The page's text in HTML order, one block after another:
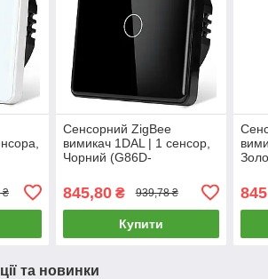
₴
Сенсорний ZigBee
вимикач 1DAL | 1 сенсор,
Чорний (G86D-
845,80₴ 939,78 ₴
Купити
та новинки